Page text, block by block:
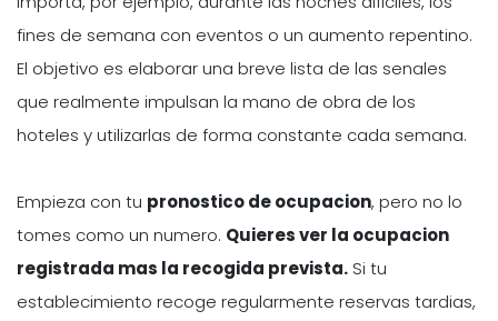
fines de semana con eventos o un aumento repentino.
El objetivo es elaborar una breve lista de las senales
que realmente impulsan la mano de obra de los
hoteles y utilizarlas de forma constante cada semana.
Empieza con tu pronostico de ocupacion, pero no lo
tomes como un numero. Quieres ver la ocupacion
registrada mas la recogida prevista. Si tu
establecimiento recoge regularmente reservas tardias,